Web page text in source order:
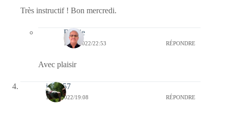
Très instructif ! Bon mercredi.
Bernie
14/12/2022/22:53 RÉPONDRE
Avec plaisir
jazzy57
13/12/2022/19:08 RÉPONDRE